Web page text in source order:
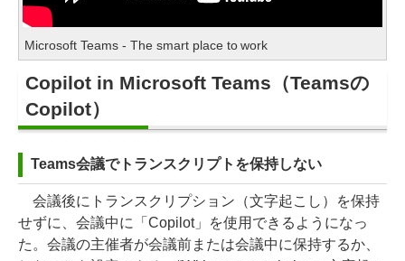
Microsoft Teams - The smart place to work
Copilot in Microsoft Teams（Teamsの
Copilot）
Teams会議でトランスクリプトを保持しない
会議後にトランスクリプション（文字起こし）を保持
せずに、会議中に「Copilot」を使用できるようになっ
た。会議の主催者が会議前または会議中に保持するか、